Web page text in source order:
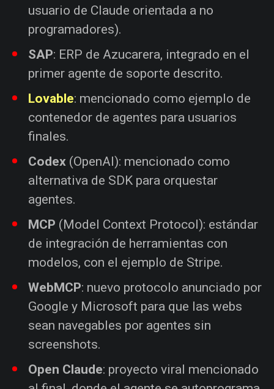
usuario de Claude orientada a no
programadores).
SAP: ERP de Azucarera, integrado en el
primer agente de soporte descrito.
Lovable: mencionado como ejemplo de
contenedor de agentes para usuarios
finales.
Codex (OpenAI): mencionado como
alternativa de SDK para orquestar
agentes.
MCP (Model Context Protocol): estándar
de integración de herramientas con
modelos, con el ejemplo de Stripe.
WebMCP: nuevo protocolo anunciado por
Google y Microsoft para que las webs
sean navegables por agentes sin
screenshots.
Open Claude: proyecto viral mencionado